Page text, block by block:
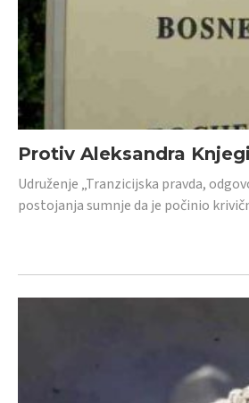
Protiv Aleksandra
Udruženje „Tranzicijska pravda,
postojanja sumnje da je počinio